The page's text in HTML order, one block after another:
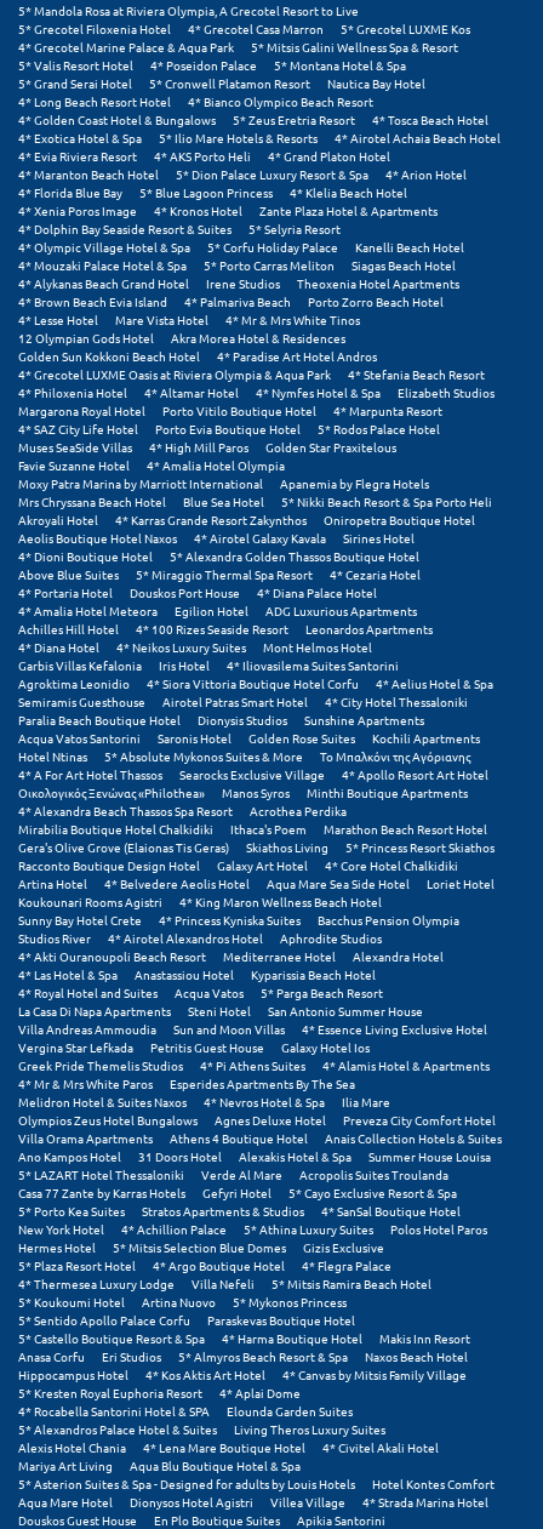
Κορώνη
Κουρούτα Ηλείας
Κουφονήσια
Κρήτη
Κρουαζιέρες
Κύθηρα
Κυλλήνη
Κύμη Ευβοίας
Κυπαρισσία
Κύπρος
Κως
Λ
Λαγκάδια
Λακόπετρα Αχαΐας
Λακωνία
Λασίθι
Λεπτοκαρυά
Λέσβος
Λευκάδα
Λήμνος
Λίμνη Πλαστήρα
Λιτόχωρο
Λουτρά Πόζαρ
Λουτρά Υπάτης
Λουτράκι
Λούτσα
Μ
Μάνη
Μαραθώνας Αττικής
Μαρώνεια
Μεθώνη
Μεσολόγγι
5* Mandola Rosa at Riviera Olympia, A Grecotel Resort to Live
5* Grecotel Filoxenia Hotel
4* Grecotel Casa Marron
5* Grecotel LUXME Kos
4* Grecotel Marine Palace & Aqua Park
5* Mitsis Galini Wellness Spa & Resort
5* Valis Resort Hotel
4* Poseidon Palace
5* Montana Hotel & Spa
5* Grand Serai Hotel
5* Cronwell Platamon Resort
Nautica Bay Hotel
4* Long Beach Resort Hotel
4* Bianco Olympico Beach Resort
4* Golden Coast Hotel & Bungalows
5* Zeus Eretria Resort
4* Tosca Beach Hotel
4* Exotica Hotel & Spa
5* Ilio Mare Hotels & Resorts
4* Airotel Achaia Beach Hotel
4* Evia Riviera Resort
4* AKS Porto Heli
4* Grand Platon Hotel
4* Maranton Beach Hotel
5* Dion Palace Luxury Resort & Spa
4* Arion Hotel
4* Florida Blue Bay
5* Blue Lagoon Princess
4* Klelia Beach Hotel
4* Xenia Poros Image
4* Kronos Hotel
Zante Plaza Hotel & Apartments
4* Dolphin Bay Seaside Resort & Suites
5* Selyria Resort
4* Olympic Village Hotel & Spa
5* Corfu Holiday Palace
Kanelli Beach Hotel
4* Mouzaki Palace Hotel & Spa
5* Porto Carras Meliton
Siagas Beach Hotel
4* Alykanas Beach Grand Hotel
Irene Studios
Theoxenia Hotel Apartments
4* Brown Beach Evia Island
4* Palmariva Beach
Porto Zorro Beach Hotel
4* Lesse Hotel
Mare Vista Hotel
4* Mr & Mrs White Tinos
12 Olympian Gods Hotel
Akra Morea Hotel & Residences
Golden Sun Kokkoni Beach Hotel
4* Paradise Art Hotel Andros
4* Grecotel LUXME Oasis at Riviera Olympia & Aqua Park
4* Stefania Beach Resort
4* Philoxenia Hotel
4* Altamar Hotel 4* Nymfes Hotel & Spa
Elizabeth Studios
Margarona Royal Hotel
Porto Vitilo Boutique Hotel
4* Marpunta Resort
4* SAZ City Life Hotel
Porto Evia Boutique Hotel
5* Rodos Palace Hotel
Muses SeaSide Villas
4* High Mill Paros
Golden Star Praxitelous
Favie Suzanne Hotel
4* Amalia Hotel Olympia
Moxy Patra Marina by Marriott International
Apanemia by Flegra Hotels
Mrs Chryssana Beach Hotel
Blue Sea Hotel
5* Nikki Beach Resort & Spa Porto Heli
Akroyali Hotel
4* Karras Grande Resort Zakynthos
Oniropetra Boutique Hotel
Aeolis Boutique Hotel Naxos
4* Airotel Galaxy Kavala
Sirines Hotel
4* Dioni Boutique Hotel
5* Alexandra Golden Thassos Boutique Hotel
Above Blue Suites
5* Miraggio Thermal Spa Resort
4* Cezaria Hotel
4* Portaria Hotel
Douskos Port House
4* Diana Palace Hotel
4* Amalia Hotel Meteora
Egilion Hotel
ADG Luxurious Apartments
Achilles Hill Hotel
4* 100 Rizes Seaside Resort
Leonardos Apartments
4* Diana Hotel
4* Neikos Luxury Suites
Mont Helmos Hotel
Garbis Villas Kefalonia
Iris Hotel
4* Iliovasilema Suites Santorini
Agroktima Leonidio
4* Siora Vittoria Boutique Hotel Corfu
4* Aelius Hotel & Spa
Semiramis Guesthouse
Airotel Patras Smart Hotel
4* City Hotel Thessaloniki
Paralia Beach Boutique Hotel
Dionysis Studios
Sunshine Apartments
Acqua Vatos Santorini
Saronis Hotel Golden Rose Suites
Kochili Apartments
Hotel Ntinas
5* Absolute Mykonos Suites & More
Το Μπαλκόνι της Αγόριανης
4* A For Art Hotel Thassos
Searocks Exclusive Village
4* Apollo Resort Art Hotel
Οικολογικός Ξενώνας «Philothea»
Manos Syros
Minthi Boutique Apartments
4* Alexandra Beach Thassos Spa Resort
Acrothea Perdika
Mirabilia Boutique Hotel Chalkidiki
Ithaca's Poem
Marathon Beach Resort Hotel
Gera's Olive Grove (Elaionas Tis Geras)
Skiathos Living
5* Princess Resort Skiathos
Racconto Boutique Design Hotel
Galaxy Art Hotel
4* Core Hotel Chalkidiki
Artina Hotel
4* Belvedere Aeolis Hotel Aqua Mare Sea Side Hotel
Loriet Hotel
Koukounari Rooms Agistri
4* King Maron Wellness Beach Hotel
Sunny Bay Hotel Crete
4* Princess Kyniska Suites
Bacchus Pension Olympia
Studios River
4* Airotel Alexandros Hotel
Aphrodite Studios
4* Akti Ouranoupoli Beach Resort
Mediterranee Hotel
Alexandra Hotel
4* Las Hotel & Spa
Anastassiou Hotel
Kyparissia Beach Hotel
4* Royal Hotel and Suites
Acqua Vatos
5* Parga Beach Resort
La Casa Di Napa Apartments
Steni Hotel
San Antonio Summer House
Villa Andreas Ammoudia
Sun and Moon Villas
4* Essence Living Exclusive Hotel
Vergina Star Lefkada
Petritis Guest House
Galaxy Hotel Ios
Greek Pride Themelis Studios
4* Pi Athens Suites
4* Alamis Hotel & Apartments
4* Mr & Mrs White Paros
Esperides Apartments By The Sea
Melidron Hotel & Suites Naxos
4* Nevros Hotel & Spa
Ilia Mare
Olympios Zeus Hotel Bungalows
Agnes Deluxe Hotel
Preveza City Comfort Hotel
Villa Orama Apartments
Athens 4 Boutique Hotel
Anais Collection Hotels & Suites
Ano Kampos Hotel
31 Doors Hotel Alexakis Hotel & Spa
Summer House Louisa
5* LAZART Hotel Thessaloniki
Verde Al Mare
Acropolis Suites Troulanda
Casa 77 Zante by Karras Hotels
Gefyri Hotel
5* Cayo Exclusive Resort & Spa
5* Porto Kea Suites
Stratos Apartments & Studios
4* SanSal Boutique Hotel
New York Hotel
4* Achillion Palace 5* Athina Luxury Suites
Polos Hotel Paros
Hermes Hotel
5* Mitsis Selection Blue Domes
Gizis Exclusive
5* Plaza Resort Hotel
4* Argo Boutique Hotel
4* Flegra Palace
4* Thermesea Luxury Lodge
Villa Nefeli
5* Mitsis Ramira Beach Hotel
5* Koukoumi Hotel
Artina Nuovo
5* Mykonos Princess
5* Sentido Apollo Palace Corfu
Paraskevas Boutique Hotel
5* Castello Boutique Resort & Spa
4* Harma Boutique Hotel
Makis Inn Resort
Anasa Corfu
Eri Studios 5* Almyros Beach Resort & Spa
Naxos Beach Hotel
Hippocampus Hotel
4* Kos Aktis Art Hotel
4* Canvas by Mitsis Family Village
5* Kresten Royal Euphoria Resort
4* Aplai Dome
4* Rocabella Santorini Hotel & SPA
Elounda Garden Suites
5* Alexandros Palace Hotel & Suites
Living Theros Luxury Suites
Alexis Hotel Chania
4* Lena Mare Boutique Hotel
4* Civitel Akali Hotel
Mariya Art Living
Aqua Blu Boutique Hotel & Spa
5* Asterion Suites & Spa - Designed for adults by Louis Hotels
Hotel Kontes Comfort
Aqua Mare Hotel
Dionysos Hotel Agistri Villea Village
4* Strada Marina Hotel
Douskos Guest House
En Plo Boutique Suites
Apikia Santorini